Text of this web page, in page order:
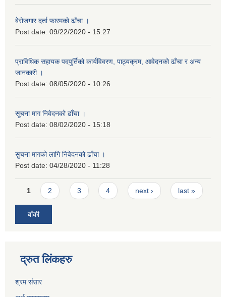
बेरोजगार दर्ता फारमको ढाँचा ।
Post date: 09/22/2020 - 15:27
प्राविधिक सहायक पदपुर्तिको कार्यविवरण, पाठ्यक्रम, आवेदनको ढाँचा र अन्य
जानकारी ।
Post date: 08/05/2020 - 10:26
सूचना माग निवेदनको ढाँचा ।
Post date: 08/02/2020 - 15:18
सुचना मागको लागि निवेदनको ढाँचा ।
Post date: 04/28/2020 - 11:28
Pages
1 2 3 4 next › last »
बाँकी
द्रुत लिंकहरु
श्रम संसार